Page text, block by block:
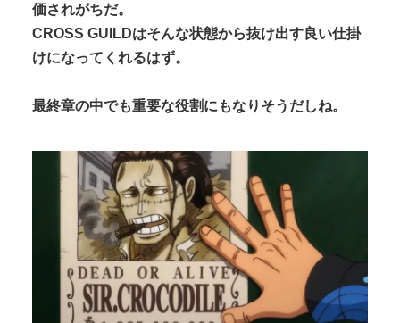
価されがちだ。
CROSS GUILDはそんな状態から抜け出す良い仕掛
けになってくれるはず。
最終章の中でも重要な役割にもなりそうだしね。